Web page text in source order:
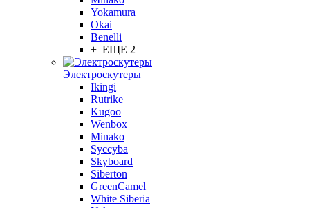
Yokamura
Okai
Benelli
+ ЕЩЕ 2
Электроскутеры
Ikingi
Rutrike
Kugoo
Wenbox
Minako
Syccyba
Skyboard
Siberton
GreenCamel
White Siberia